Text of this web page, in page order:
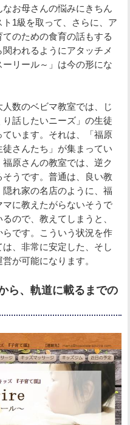
お母さんの悩みにきちん
1級を取って、さらに、ア
のための食育の話もする
われるようにアタッチメ
リール～」は今の形にな
数のベビマ教室では、じ
話したいニーズ」の生徒
います。それは、「福原
さんたち」が集まってい
原さんの教室では、逆ク
うです。普通は、良い教
れ家の名店のように、福
に教えたがらないそうで
ので、教えてしまうと、
です。こういう状況を作
、非常に安定した、そし
が可能になります。
ら、軌道に載るまでの